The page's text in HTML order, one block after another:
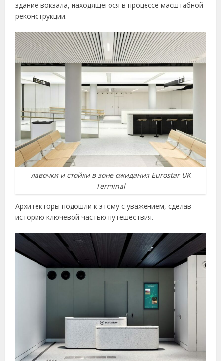
здание вокзала, находящегося в процессе масштабной
реконструкции.
лавочки и стойки в зоне ожидания Eurostar UK
Terminal
Архитекторы подошли к этому с уважением, сделав
историю ключевой частью путешествия.